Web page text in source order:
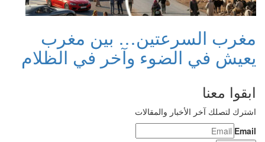
مغرب السرعتين… بين مغرب
يعيش في الضوء وآخر في الظلام
ابقوا معنا
اشترك لتصلك آخر الأخبار والمقالات
Email